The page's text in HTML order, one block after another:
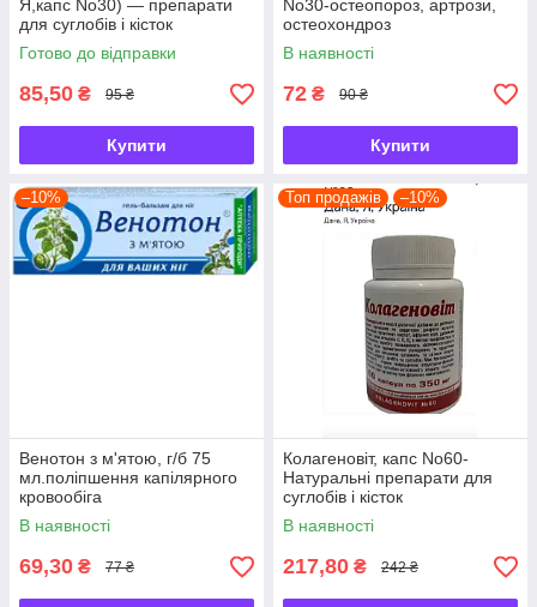
Я,капс No30) — препарати
для суглобів і кісток
Готово до відправки
85,50 ₴ 95 ₴
Купити
No30-остеопороз, артрози,
остеохондроз
В наявності
72 ₴ 90 ₴
Купити
–10%
Венотон з м'ятою, г/б 75
мл.поліпшення капілярного
кровообіга
В наявності
69,30 ₴ 77 ₴
Топ продажів –10%
Колагеновіт, капс No60-
Натуральні препарати для
суглобів і кісток
В наявності
217,80 ₴ 242 ₴